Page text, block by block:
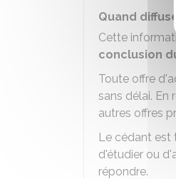
Quand
Cette
conclusion
Toute offre
sans délai. En
autres offres
Le cédant est
d'étudier ou
répondre.